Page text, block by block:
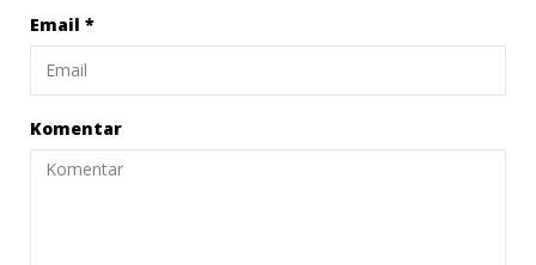
Email *
Komentar